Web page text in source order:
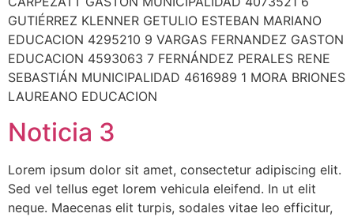
GUTIÉRREZ KLENNER GETULIO ESTEBAN MARIANO
EDUCACION 4295210 9 VARGAS FERNANDEZ GASTON
EDUCACION 4593063 7 FERNÁNDEZ PERALES RENE
SEBASTIÁN MUNICIPALIDAD 4616989 1 MORA BRIONES
LAUREANO EDUCACION
Noticia 3
Lorem ipsum dolor sit amet, consectetur adipiscing elit.
Sed vel tellus eget lorem vehicula eleifend. In ut elit
neque. Maecenas elit turpis, sodales vitae leo efficitur,